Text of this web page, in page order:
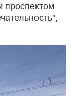
проспектом